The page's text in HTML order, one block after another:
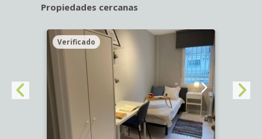
Propiedades cercanas
Verificado